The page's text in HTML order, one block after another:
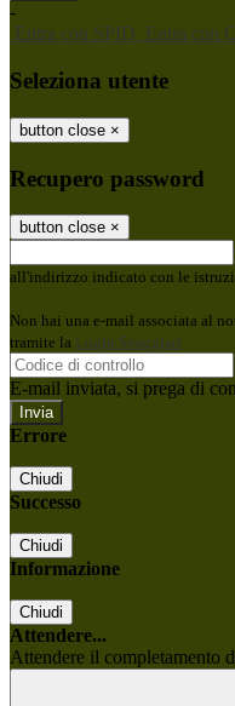
-
Entra con SPID Entra con
Seleziona utente
button close ×
Recupero password
button close ×
all'indirizzo indicato con le
Non hai una e-mail associata al
tramite la Login Spaggiari
E-mail inviata, si prega di
Errore
Chiudi
Successo
Chiudi
Informazione
Chiudi
Attendere...
Attendere il completamento